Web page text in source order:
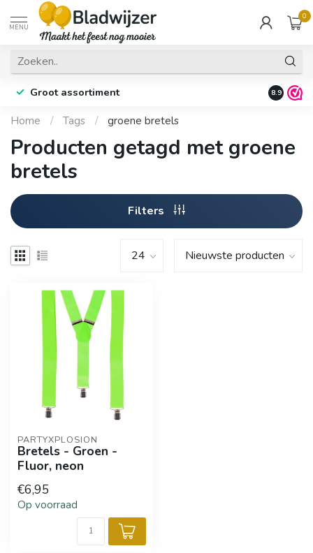
MENU
0
Groot assortiment Fysieke
8.9
Home / Tags / groene bretels
Producten getagd met groene
bretels
Filters
PARTYXPLOSION
Bretels - Groen -
Fluor, neon
€6,95
Op voorraad